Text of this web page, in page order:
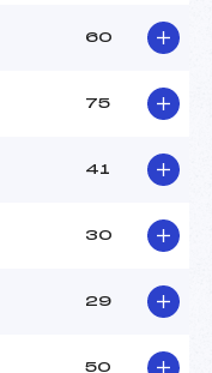
51
NESTIER (PE)
TILLIER (PE)
220.8000
60
75
41
30
29
50